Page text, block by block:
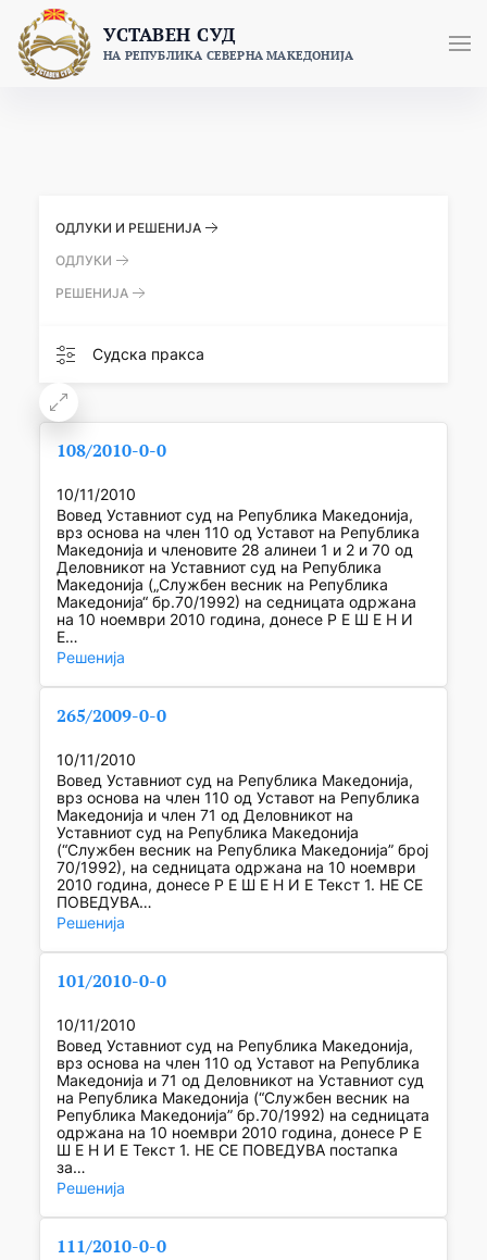
content
УСТАВЕН СУД
НА РЕПУБЛИКА СЕВЕРНА МАКЕДОНИЈА
ОДЛУКИ И РЕШЕНИЈА
ОДЛУКИ
РЕШЕНИЈА
Судска пракса
108/2010-0-0
10/11/2010
Вовед Уставниот суд на Република Македонија,
врз основа на член 110 од Уставот на Република
Македонија и членовите 28 алинеи 1 и 2 и 70 од
Деловникот на Уставниот суд на Република
Македонија („Службен весник на Република
Македонија“ бр.70/1992) на седницата одржана
на 10 ноември 2010 година, донесе Р Е Ш Е Н И
Е…
Решенија
265/2009-0-0
10/11/2010
Вовед Уставниот суд на Република Македонија,
врз основа на член 110 од Уставот на Република
Македонија и член 71 од Деловникот на
Уставниот суд на Република Македонија
(“Службен весник на Република Македонија” број
70/1992), на седницата одржана на 10 ноември
2010 година, донесе Р Е Ш Е Н И Е Текст 1. НЕ СЕ
ПОВЕДУВА…
Решенија
101/2010-0-0
10/11/2010
Вовед Уставниот суд на Република Македонија,
врз основа на член 110 од Уставот на Република
Македонија и 71 од Деловникот на Уставниот суд
на Република Македонија (“Службен весник на
Република Македонија” бр.70/1992) на седницата
одржана на 10 ноември 2010 година, донесе Р Е
Ш Е Н И Е Текст 1. НЕ СЕ ПОВЕДУВА постапка
за…
Решенија
111/2010-0-0